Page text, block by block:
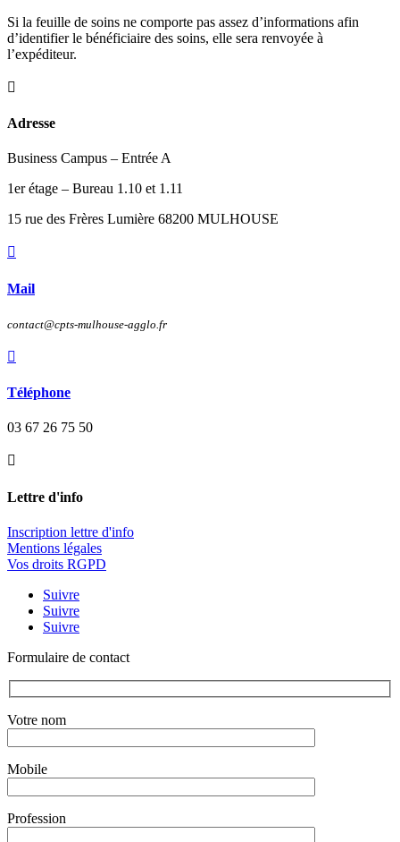
Si la feuille de soins ne comporte pas assez d’informations afin
d’identifier le bénéficiaire des soins, elle sera renvoyée à
l’expéditeur.

Adresse
Business Campus – Entrée A
1er étage – Bureau 1.10 et 1.11
15 rue des Frères Lumière 68200 MULHOUSE

Mail
contact@cpts-mulhouse-agglo.fr

Téléphone
03 67 26 75 50

Lettre d'info
Inscription lettre d'info
Mentions légales
Vos droits RGPD
Suivre
Suivre
Suivre
Formulaire de contact
Votre nom
Mobile
Profession